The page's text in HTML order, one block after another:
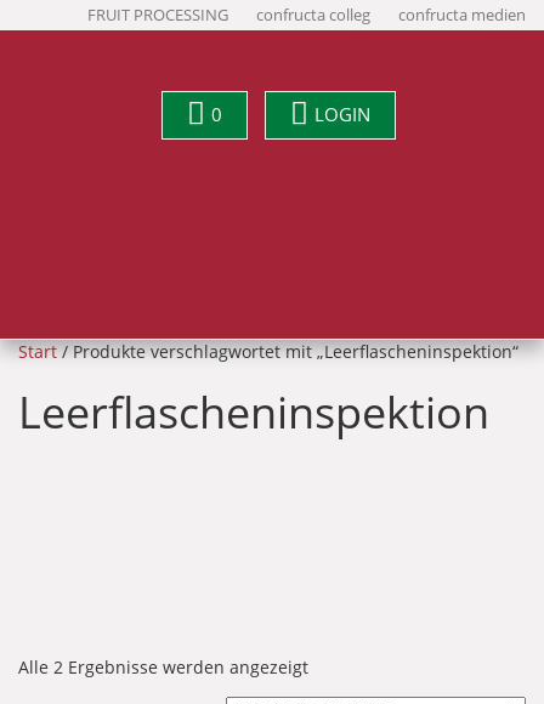
FRUIT PROCESSING confructa colleg confructa medien
0 LOGIN
Start/ Produkte verschlagwortet mit „Leerflascheninspektion“
Leerflascheninspektion
Alle 2 Ergebnisse werden angezeigt